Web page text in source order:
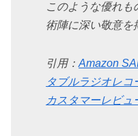
このような優れ
術陣に深い敬意を
引用： Amazon
タブルラジオレ
カスタマーレビュ